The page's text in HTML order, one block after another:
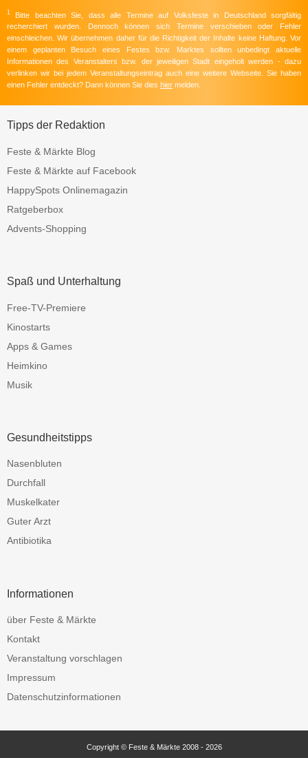
1
Bitte beachten Sie, dass alle Termine auf Volksfeste in Deutschland sorgfältig
recherchiert wurden. Dennoch können sich Termine verschieben oder Fehler
einschleichen. Wir übernehmen daher für die Richtigkeit der Inhalte keine Haftung. Vor
einem geplanten Besuch eines Festes bzw. Marktes sollten unbedingt aktuelle
Informationen des Veranstalters bzw. der jeweiligen Stadt eingeholt werden - dazu
verlinken wir bei jedem Veranstaltungseintrag auch eine weitere Webseite. Sie haben
einen Fehler entdeckt? Dann können Sie dies hier melden.
Tipps der Redaktion
Feste & Märkte Blog
Feste & Märkte auf Facebook
HappySpots Onlinemagazin
Ratgeberbox
Advents-Shopping
Spaß und Unterhaltung
Free-TV-Premiere
Kinostarts
Apps & Games
Heimkino
Musik
Gesundheitstipps
Nasenbluten
Durchfall
Muskelkater
Guter Arzt
Antibiotika
Informationen
über Feste & Märkte
Kontakt
Veranstaltung vorschlagen
Impressum
Datenschutzinformationen
Copyright © Feste & Märkte 2008 - 2026